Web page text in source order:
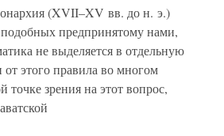
(XVII–XV вв. до н. э.)
предпринятому нами,
не выделяется в отдельную
этого правила во многом
точке зрения на этот вопрос,